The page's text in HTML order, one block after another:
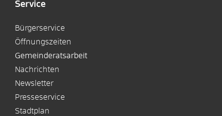
Service
Bürgerservice
Öffnungszeiten
Gemeinderatsarbeit
Nachrichten
Newsletter
Presseservice
Stadtplan